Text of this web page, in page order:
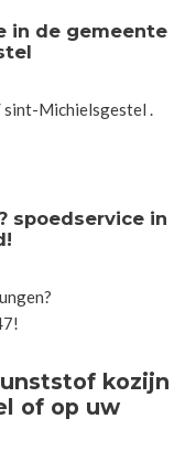
in de gemeente
sint-Michielsgestel .
spoedservice in
kozijn
of op uw